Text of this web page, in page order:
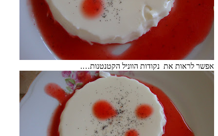
אפשר לראות את נקודות הווניל הקטנטנות….